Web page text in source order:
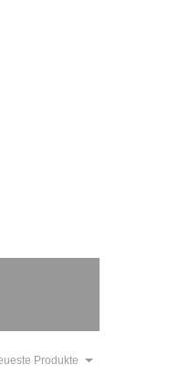
Produkte